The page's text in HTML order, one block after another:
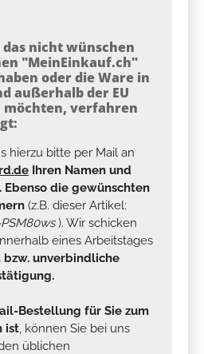
das nicht wünschen
"MeinEinkauf.ch"
oder die Ware in
außerhalb der EU
verfahren
hierzu bitte per Mail an
Ihren Namen und
Ebenso die gewünschten
(z.B. dieser Artikel:
). Wir schicken
eines Arbeitstages
bzw. unverbindliche
Bestellung für Sie zum
ist, können Sie bei uns
üblichen